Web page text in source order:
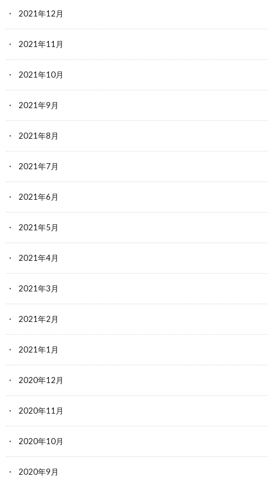
2021年12月
2021年11月
2021年10月
2021年9月
2021年8月
2021年7月
2021年6月
2021年5月
2021年4月
2021年3月
2021年2月
2021年1月
2020年12月
2020年11月
2020年10月
2020年9月